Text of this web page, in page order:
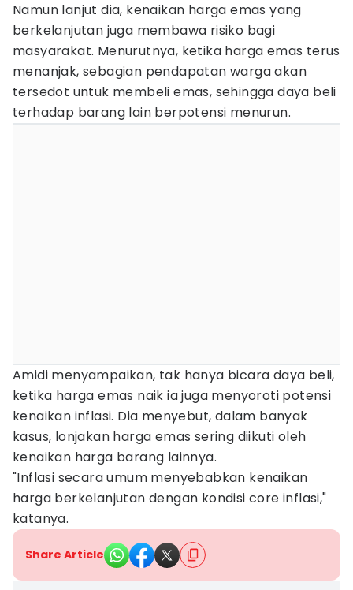
Namun lanjut dia, kenaikan harga emas yang
berkelanjutan juga membawa risiko bagi
masyarakat. Menurutnya, ketika harga emas terus
menanjak, sebagian pendapatan warga akan
tersedot untuk membeli emas, sehingga daya beli
terhadap barang lain berpotensi menurun.
Amidi menyampaikan, tak hanya bicara daya beli,
ketika harga emas naik ia juga menyoroti potensi
kenaikan inflasi. Dia menyebut, dalam banyak
kasus, lonjakan harga emas sering diikuti oleh
kenaikan harga barang lainnya.
"Inflasi secara umum menyebabkan kenaikan
harga berkelanjutan dengan kondisi core inflasi,"
katanya.
Share Article